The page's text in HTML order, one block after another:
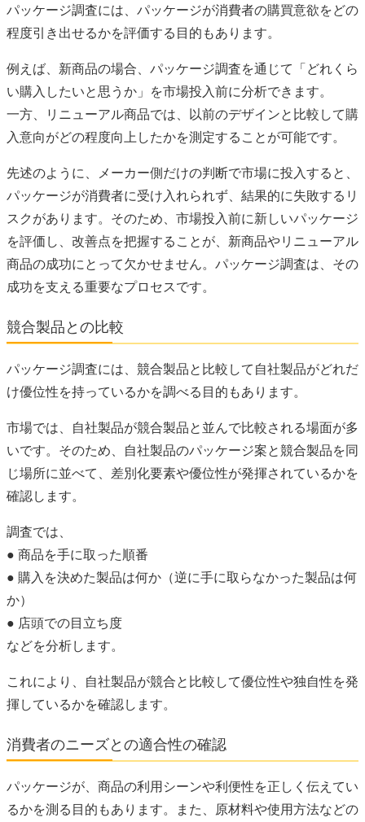
パッケージ調査には、パッケージが消費者の購買意欲をどの
程度引き出せるかを評価する目的もあります。
例えば、新商品の場合、パッケージ調査を通じて「どれくら
い購入したいと思うか」を市場投入前に分析できます。
一方、リニューアル商品では、以前のデザインと比較して購
入意向がどの程度向上したかを測定することが可能です。
先述のように、メーカー側だけの判断で市場に投入すると、
パッケージが消費者に受け入れられず、結果的に失敗するリ
スクがあります。そのため、市場投入前に新しいパッケージ
を評価し、改善点を把握することが、新商品やリニューアル
商品の成功にとって欠かせません。パッケージ調査は、その
成功を支える重要なプロセスです。
競合製品との比較
パッケージ調査には、競合製品と比較して自社製品がどれだ
け優位性を持っているかを調べる目的もあります。
市場では、自社製品が競合製品と並んで比較される場面が多
いです。そのため、自社製品のパッケージ案と競合製品を同
じ場所に並べて、差別化要素や優位性が発揮されているかを
確認します。
調査では、
● 商品を手に取った順番
● 購入を決めた製品は何か（逆に手に取らなかった製品は何
か）
● 店頭での目立ち度
などを分析します。
これにより、自社製品が競合と比較して優位性や独自性を発
揮しているかを確認します。
消費者のニーズとの適合性の確認
パッケージが、商品の利用シーンや利便性を正しく伝えてい
るかを測る目的もあります。また、原材料や使用方法などの